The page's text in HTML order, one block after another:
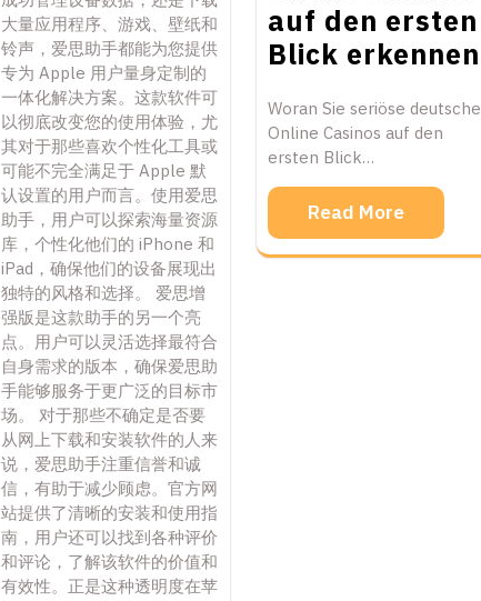
大量应用程序、游戏、壁纸和
铃声，爱思助手都能为您提供
专为 Apple 用户量身定制的
一体化解决方案。这款软件可
以彻底改变您的使用体验，尤
其对于那些喜欢个性化工具或
可能不完全满足于 Apple 默
认设置的用户而言。使用爱思
助手，用户可以探索海量资源
库，个性化他们的 iPhone 和
iPad，确保他们的设备展现出
独特的风格和选择。 爱思增
强版是这款助手的另一个亮
点。用户可以灵活选择最符合
自身需求的版本，确保爱思助
手能够服务于更广泛的目标市
场。 对于那些不确定是否要
从网上下载和安装软件的人来
说，爱思助手注重信誉和诚
信，有助于减少顾虑。官方网
站提供了清晰的安装和使用指
南，用户还可以找到各种评价
和评论，了解该软件的价值和
有效性。正是这种透明度在苹
auf den ersten
Blick erkennen
Woran Sie seriöse deutsche
Online Casinos auf den
ersten Blick…
Read More